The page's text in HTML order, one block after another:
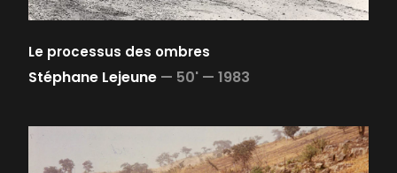
Le processus des ombres
Stéphane Lejeune — 50' — 1983